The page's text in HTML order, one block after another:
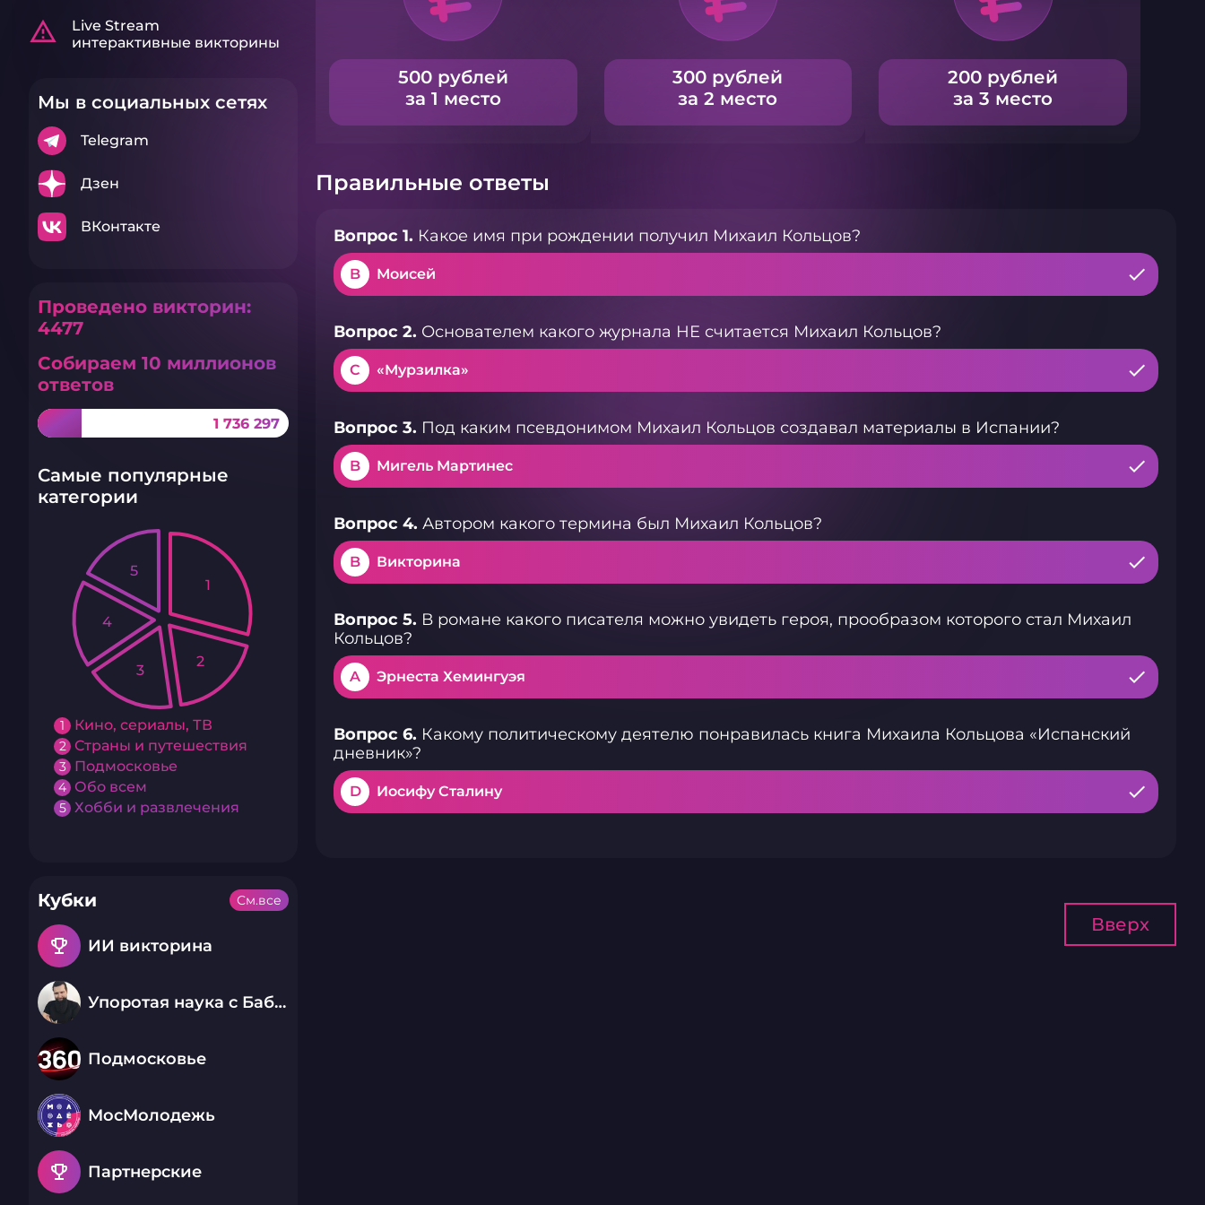
warning_amber
Live Stream
интерактивные викторины
Мы в социальных сетях
Telegram
Дзен
ВКонтакте
Проведено викторин:
4477
Собираем 10 миллионов
ответов
1 736 297
Самые популярные
категории
1 Кино, сериалы, ТВ
2 Страны и путешествия
3 Подмосковье
4 Обо всем
5 Хобби и развлечения
1
2
3
4
5
Кубки
emoji_events ИИ викторина
Упоротая наука с Бабаем Лютым
Подмосковье
МосМолодежь
emoji_events Партнерские
См.все
500 рублей
за 1 место
300 рублей
за 2 место
200 рублей
за 3 место
Правильные ответы
Вопрос 1. Какое имя при рождении получил Михаил Кольцов?
B Моисей
Вопрос 2. Основателем какого журнала НЕ считается Михаил Кольцов?
C «Мурзилка»
Вопрос 3. Под каким псевдонимом Михаил Кольцов создавал материалы в Испании?
B Мигель Мартинес
Вопрос 4. Автором какого термина был Михаил Кольцов?
B Викторина
Вопрос 5. В романе какого писателя можно увидеть героя, прообразом которого стал Михаил
Кольцов?
A Эрнеста Хемингуэя
Вопрос 6. Какому политическому деятелю понравилась книга Михаила Кольцова «Испанский
дневник»?
D Иосифу Сталину
Вверх